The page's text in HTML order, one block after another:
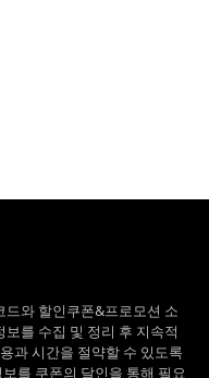
드와 할인쿠폰&프로모션 소
보를 수집 및 정리 후 지속적
과 시간을 절약할 수 있도록
를 쿠폰의 달인을 통해 필요